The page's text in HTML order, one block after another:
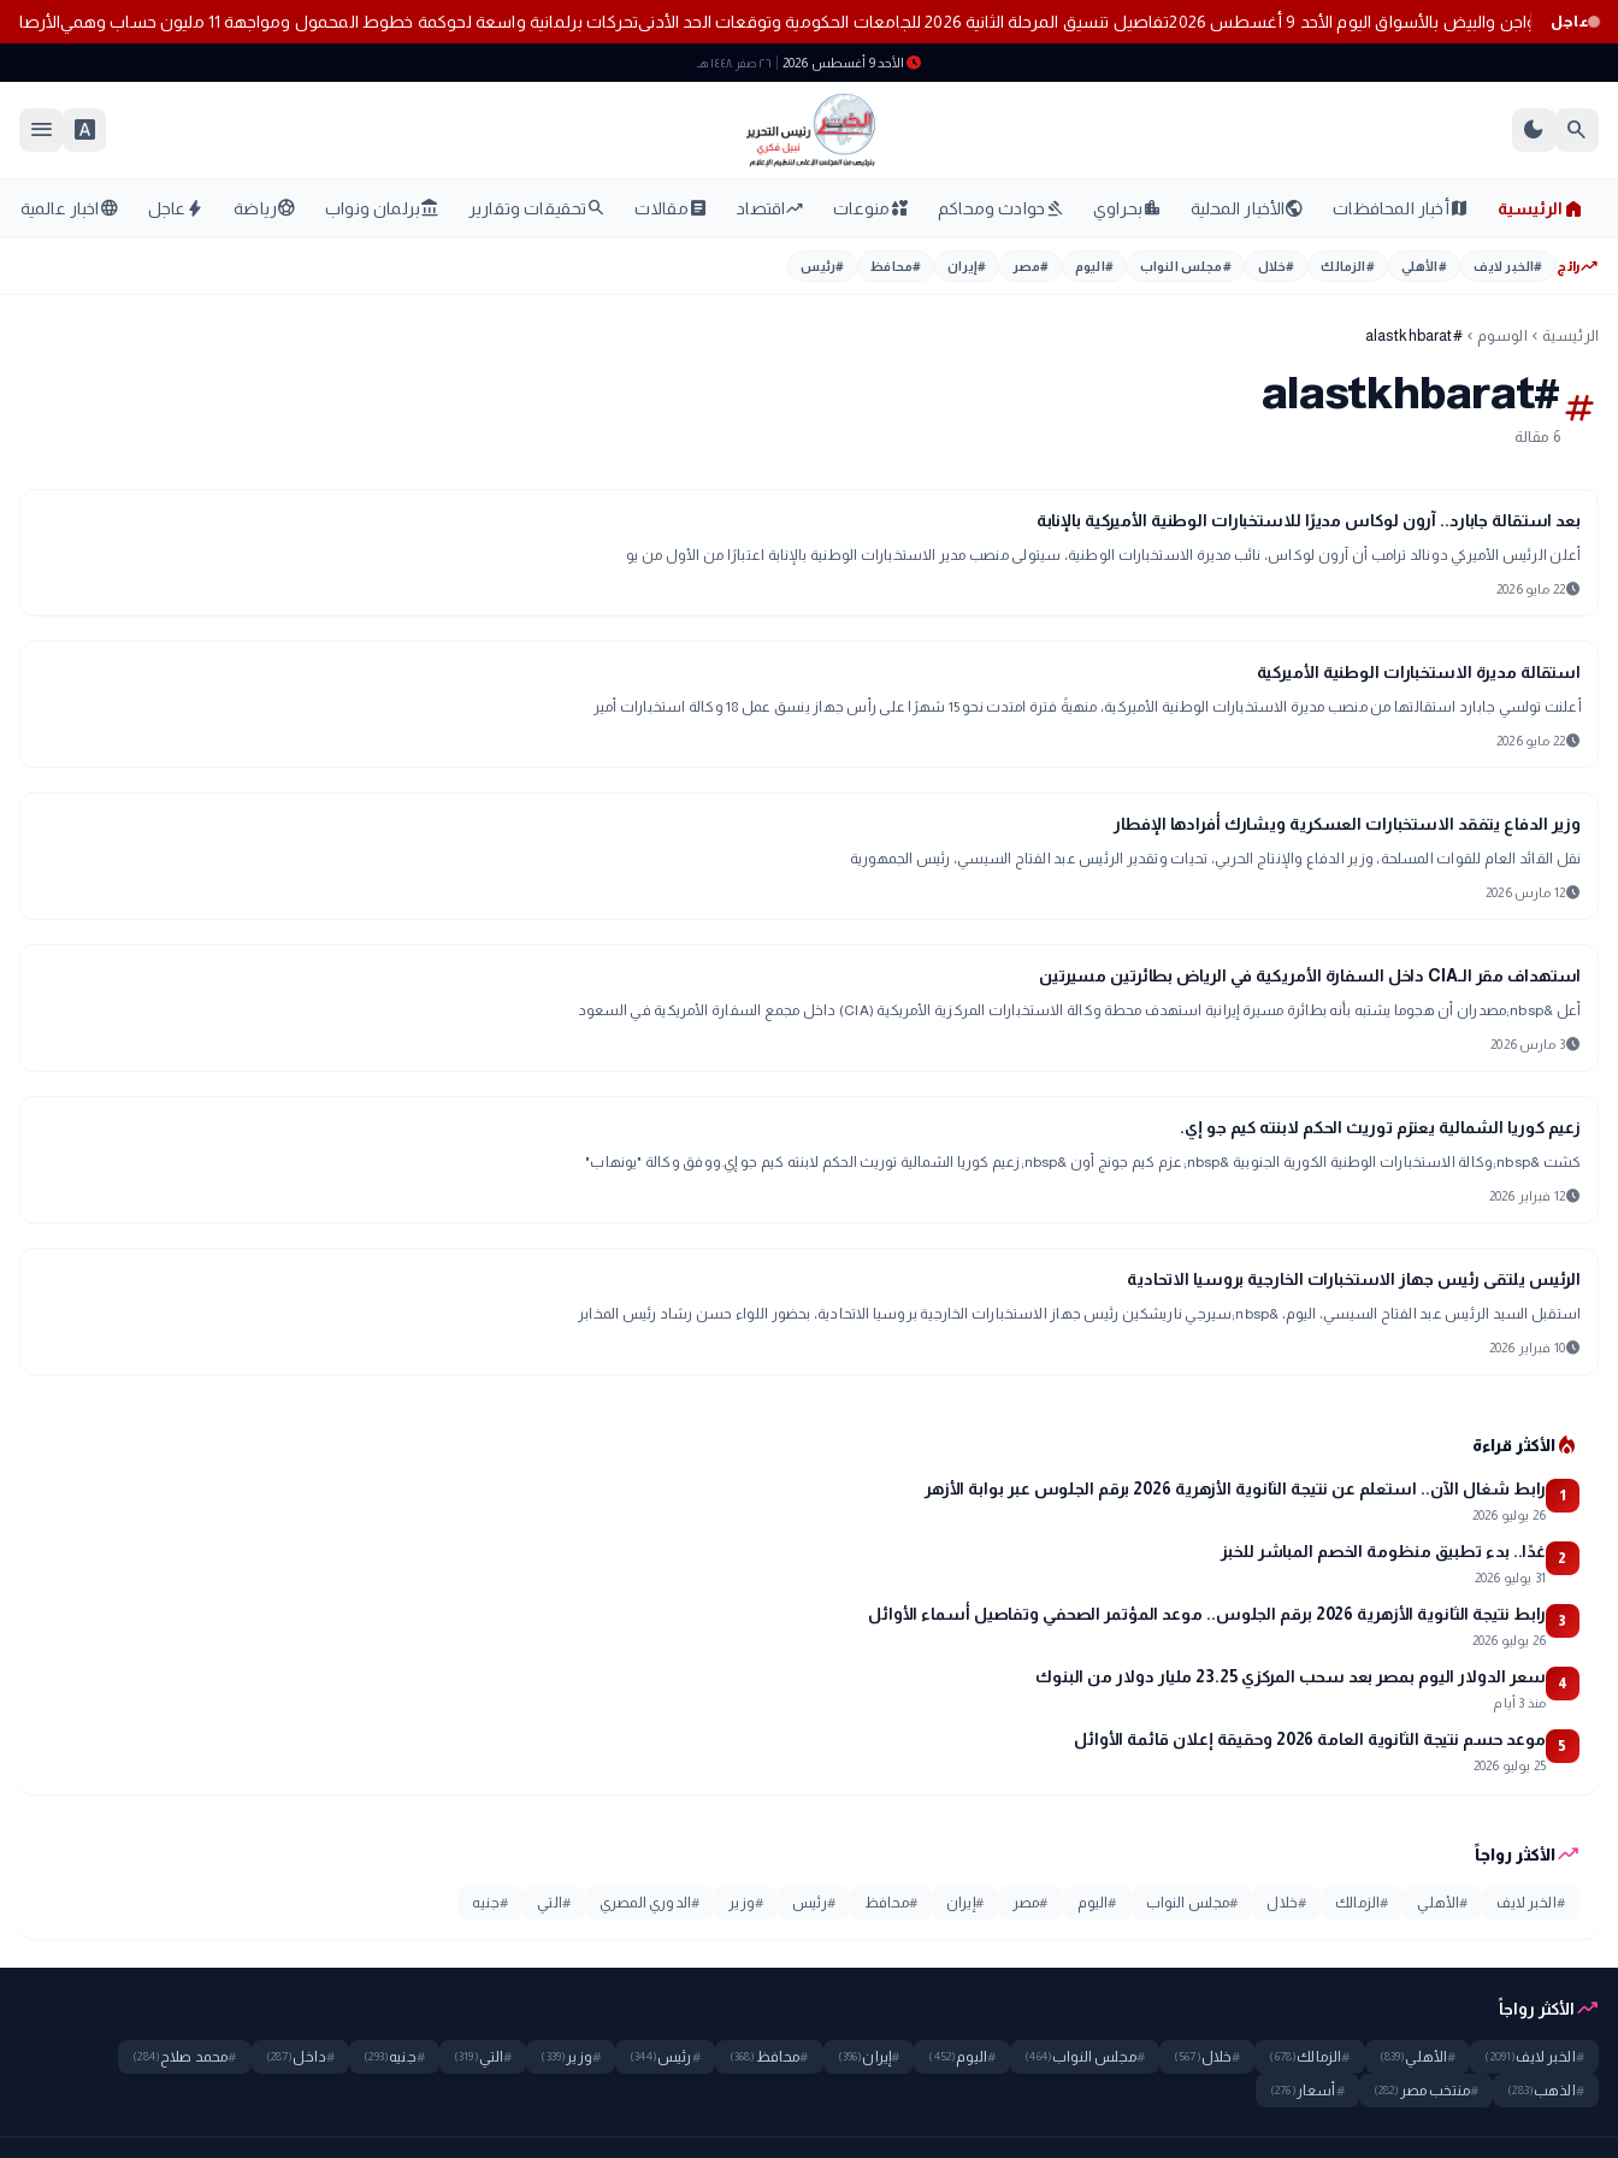
عاجل
أسعار الدواجن والبيض بالأسواق اليوم الأحد 9 أغسطس 2026 تفاصيل تنسيق المرحلة الثانية 2026 للجامعات الحكومية و​توقعات الحد الأدنى تحركات برلمانية واسعة لحوكمة خطوط المحمول ومواجهة 11 مليون حساب وهمي
schedule الأحد 9 أغسطس 2026 ٢٦ صفر ١٤٤٨ هـ
search
dark_mode
font_download
menu
home الرئيسية mapأخبار المحافظات publicالأخبار المحلية location_cityبحراوي gavelحوادث ومحاكم interestsمنوعات trending_upاقتصاد articleمقالات searchتحقيقات وتقارير account_balanceبرلمان ونواب sports_soccerرياضة bolt عاجل languageاخبار عالمية
trending_upرائج #الخبر لايف #الأهلي #الزمالك #خلال #مجلس النواب #اليوم #مصر #إيران #محافظ #رئيس
الرئيسية chevron_left الوسوم chevron_left
#alastkhbarat
tag
#alastkhbarat
6 مقالة
language
اخبار عالمية
بعد استقالة جابارد.. آرون لوكاس مديرًا للاستخبارات الوطنية الأميركية بالإنابة
أعلن الرئيس الأميركي دونالد ترامب أن آرون لوكاس، نائب مديرة الاستخبارات الوطنية، سيتولى منصب مدير الاستخبارات الوطنية بالإنابة اعتبارًا من الأول من يو
schedule22 مايو 2026
language
اخبار عالمية
استقالة مديرة الاستخبارات الوطنية الأميركية
أعلنت تولسي جابارد استقالتها من منصب مديرة الاستخبارات الوطنية الأميركية، منهيةً فترة امتدت نحو 15 شهرًا على رأس جهاز ينسق عمل 18 وكالة استخبارات أمير
schedule22 مايو 2026
public
الأخبار المحلية
وزير الدفاع يتفقد الاستخبارات العسكرية ويشارك أفرادها الإفطار
نقل القائد العام للقوات المسلحة، وزير الدفاع والإنتاج الحربي، تحيات وتقدير الرئيس عبد الفتاح السيسي، رئيس الجمهورية
schedule12 مارس 2026
language
اخبار عالمية
استهداف مقر الـCIA داخل السفارة الأمريكية في الرياض بطائرتين مسيرتين
أعل &nbsp;مصدران أن هجوما يشتبه بأنه بطائرة مسيرة إيرانية استهدف محطة وكالة الاستخبارات المركزية الأمريكية (CIA) داخل مجمع السفارة الأمريكية في السعود
schedule3 مارس 2026
language
اخبار عالمية
زعيم كوريا الشمالية يعتزم توريث الحكم لابنته كيم جو إي.
كشت &nbsp;وكالة الاستخبارات الوطنية الكورية الجنوبية &nbsp;عزم كيم جونج أون &nbsp;زعيم كوريا الشمالية توريث الحكم لابنته كيم جو إي.ووفق وكالة "يونهاب"
schedule12 فبراير 2026
article
أخبار
الرئيس يلتقى رئيس جهاز الاستخبارات الخارجية بروسيا الاتحادية
استقبل السيد الرئيس عبد الفتاح السيسي، اليوم، &nbsp;سيرجي ناريشكين رئيس جهاز الاستخبارات الخارجية بروسيا الاتحادية، بحضور اللواء حسن رشاد رئيس المخابر
schedule10 فبراير 2026
local_fire_departmentالأكثر قراءة
1 رابط شغال الآن.. استعلم عن نتيجة الثانوية الأزهرية 2026 برقم الجلوس عبر بوابة الأزهر
26 يوليو 2026
2 غدًا.. بدء تطبيق منظومة الخصم المباشر للخبز
31 يوليو 2026
3 رابط نتيجة الثانوية الأزهرية 2026 برقم الجلوس.. موعد المؤتمر الصحفي وتفاصيل أسماء الأوائل
26 يوليو 2026
4 سعر الدولار اليوم بمصر بعد سحب المركزي 23.25 مليار دولار من البنوك
منذ 3 أيام
5 موعد حسم نتيجة الثانوية العامة 2026 وحقيقة إعلان قائمة الأوائل
25 يوليو 2026
trending_upالأكثر رواجاً
# الخبر لايف #الأهلي #الزمالك #خلال #مجلس النواب #اليوم #مصر # إيران #محافظ #رئيس #وزير #الدوري المصري # التي #جنيه
trending_upالأكثر رواجاً
# الخبر لايف(2091)
#الأهلي(839)
#الزمالك(678)
#خلال(567)
#مجلس النواب(464)
#اليوم(452)
#إيران(396)
#محافظ (368)
#رئيس(344)
#وزير (339)
#التي(319)
#جنيه(293)
#داخل(287)
#محمد صلاح (284)
# الذهب(283)
#منتخب مصر (282)
# أسعار (276)